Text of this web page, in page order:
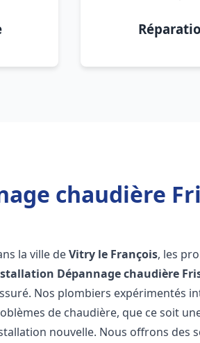
chaudière
la ville deVitry le François, les
Dépannage chaudière
Nos plombiers expérimentés
de chaudière, que ce soit
nouvelle. Nous offrons des